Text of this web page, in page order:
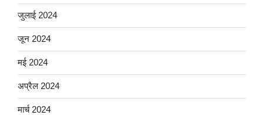
जुलाई 2024
जून 2024
मई 2024
अप्रैल 2024
मार्च 2024